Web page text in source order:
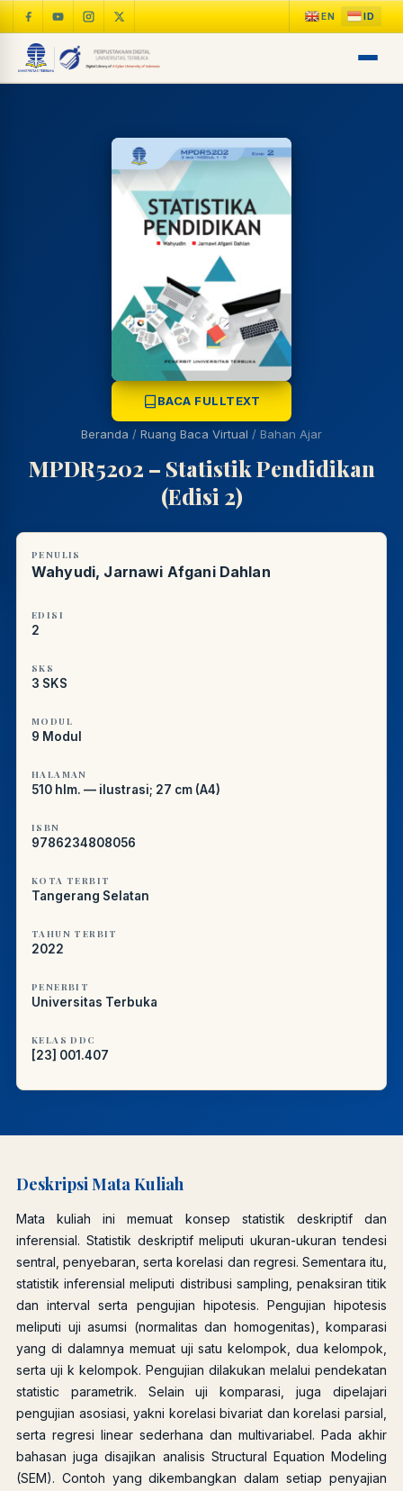
BACA FULLTEXT
Beranda / Ruang Baca Virtual / Bahan Ajar
MPDR5202 – Statistik Pendidikan
(Edisi 2)
PENULIS
Wahyudi, Jarnawi Afgani Dahlan
EDISI
2
SKS
3 SKS
MODUL
9 Modul
HALAMAN
510 hlm. — ilustrasi; 27 cm (A4)
ISBN
9786234808056
KOTA TERBIT
Tangerang Selatan
TAHUN TERBIT
2022
PENERBIT
Universitas Terbuka
KELAS DDC
[23] 001.407
Deskripsi Mata Kuliah
Mata kuliah ini memuat konsep statistik deskriptif dan
inferensial. Statistik deskriptif meliputi ukuran-ukuran tendesi
sentral, penyebaran, serta korelasi dan regresi. Sementara itu,
statistik inferensial meliputi distribusi sampling, penaksiran titik
dan interval serta pengujian hipotesis. Pengujian hipotesis
meliputi uji asumsi (normalitas dan homogenitas), komparasi
yang di dalamnya memuat uji satu kelompok, dua kelompok,
serta uji k kelompok. Pengujian dilakukan melalui pendekatan
statistic parametrik. Selain uji komparasi, juga dipelajari
pengujian asosiasi, yakni korelasi bivariat dan korelasi parsial,
serta regresi linear sederhana dan multivariabel. Pada akhir
bahasan juga disajikan analisis Structural Equation Modeling
(SEM). Contoh yang dikembangkan dalam setiap penyajian
NARA
LIBRARY NAVIGASI AKSES
REFERENSI AKADEMIK
Online
PUSTAKAWAN DIGITAL UT · LAYANAN INFORMASI
AKADEMIK